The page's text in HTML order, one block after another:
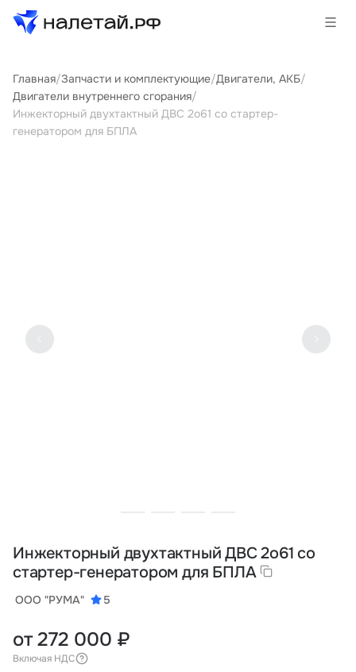
Товары
Услуги
Партнеры
Новости и аналитика
Главная/Запчасти и комплектующие/Двигатели, АКБ/
Двигатели внутреннего сгорания/
Инжекторный двухтактный ДВС 2о61 со стартер-
генератором для БПЛА
Инжекторный двухтактный ДВС 2о61 со
стартер-генератором для БПЛА
ООО "РУМА" 5
от 272 000 ₽
Включая НДС